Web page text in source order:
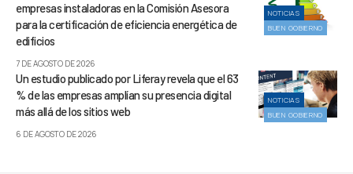
NOTICIAS
BUEN GOBIERNO
empresas instaladoras en la Comisión Asesora
para la certificación de eficiencia energética de
edificios
7 DE AGOSTO DE 2026
NOTICIAS
BUEN GOBIERNO
Un estudio publicado por Liferay revela que el 63
% de las empresas amplían su presencia digital
más allá de los sitios web
6 DE AGOSTO DE 2026